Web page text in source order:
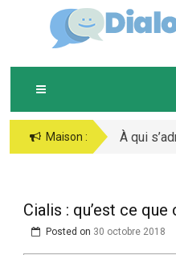
D
Maison :
À qui
Bijoux
Cialis : qu’est ce que
Posted on 30 octobre 2018